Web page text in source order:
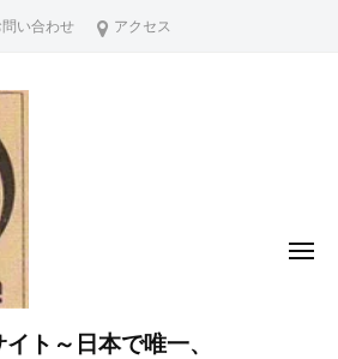
問い合わせ アクセス
ト～日本で唯一、
メ